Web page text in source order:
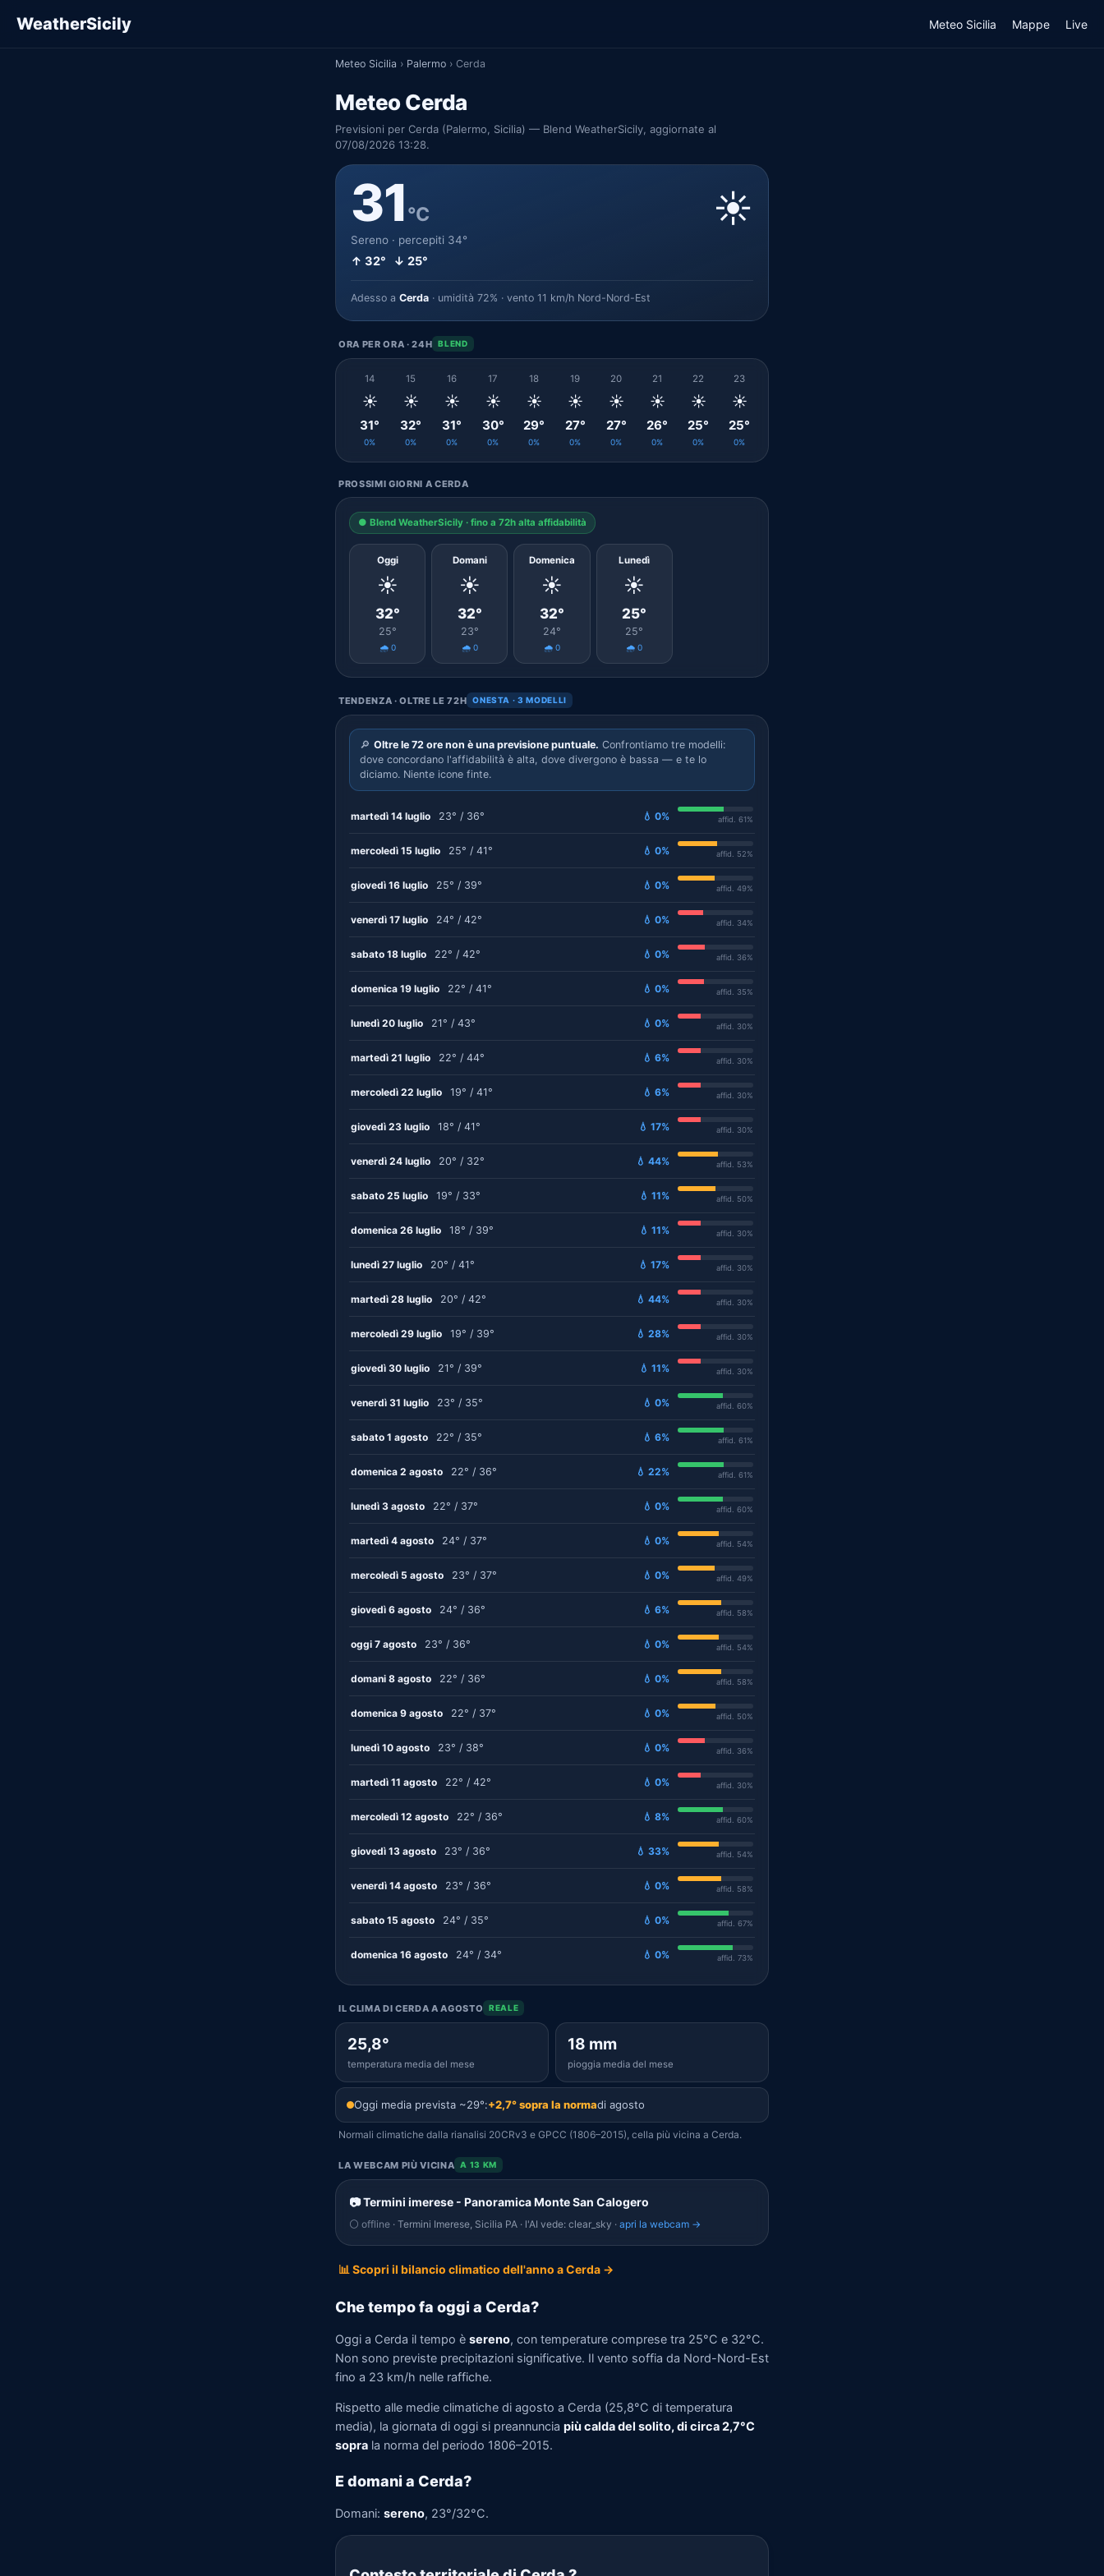
WeatherSicily Meteo Sicilia Mappe Live
Meteo Sicilia › Palermo › Cerda
Meteo Cerda
Previsioni per Cerda (Palermo, Sicilia) — Blend WeatherSicily, aggiornate al
07/08/2026 13:28.
31°C
Sereno · percepiti 34°
↑ 32° ↓ 25°
☀️
Adesso a Cerda · umidità 72% · vento 11 km/h Nord-Nord-Est
ORA PER ORA · 24H BLEND
14
☀️
31°
0%
15
☀️
32°
0%
16
☀️
31°
0%
17
☀️
30°
0%
18
☀️
29°
0%
19
☀️
27°
0%
20
☀️
27°
0%
21
☀️
26°
0%
22
☀️
25°
0%
23
☀️
25°
0%
PROSSIMI GIORNI A CERDA
● Blend WeatherSicily · fino a 72h alta affidabilità
Oggi
☀️
32°
25°
🌧️ 0
Domani
☀️
32°
23°
🌧️ 0
Domenica
☀️
32°
24°
🌧️ 0
Lunedì
☀️
25°
25°
🌧️ 0
TENDENZA · OLTRE LE 72H ONESTA · 3 MODELLI
🔎 Oltre le 72 ore non è una previsione puntuale. Confrontiamo tre modelli:
dove concordano l'affidabilità è alta, dove divergono è bassa — e te lo
diciamo. Niente icone finte.
martedì 14 luglio 23° / 36° 💧 0% affid. 61%
mercoledì 15 luglio 25° / 41° 💧 0% affid. 52%
giovedì 16 luglio 25° / 39° 💧 0% affid. 49%
venerdì 17 luglio 24° / 42° 💧 0% affid. 34%
sabato 18 luglio 22° / 42° 💧 0% affid. 36%
domenica 19 luglio 22° / 41° 💧 0% affid. 35%
lunedì 20 luglio 21° / 43° 💧 0% affid. 30%
martedì 21 luglio 22° / 44° 💧 6% affid. 30%
mercoledì 22 luglio 19° / 41° 💧 6% affid. 30%
giovedì 23 luglio 18° / 41° 💧 17% affid. 30%
venerdì 24 luglio 20° / 32° 💧 44% affid. 53%
sabato 25 luglio 19° / 33° 💧 11% affid. 50%
domenica 26 luglio 18° / 39° 💧 11% affid. 30%
lunedì 27 luglio 20° / 41° 💧 17% affid. 30%
martedì 28 luglio 20° / 42° 💧 44% affid. 30%
mercoledì 29 luglio 19° / 39° 💧 28% affid. 30%
giovedì 30 luglio 21° / 39° 💧 11% affid. 30%
venerdì 31 luglio 23° / 35° 💧 0% affid. 60%
sabato 1 agosto 22° / 35° 💧 6% affid. 61%
domenica 2 agosto 22° / 36° 💧 22% affid. 61%
lunedì 3 agosto 22° / 37° 💧 0% affid. 60%
martedì 4 agosto 24° / 37° 💧 0% affid. 54%
mercoledì 5 agosto 23° / 37° 💧 0% affid. 49%
giovedì 6 agosto 24° / 36° 💧 6% affid. 58%
oggi 7 agosto 23° / 36° 💧 0% affid. 54%
domani 8 agosto 22° / 36° 💧 0% affid. 58%
domenica 9 agosto 22° / 37° 💧 0% affid. 50%
lunedì 10 agosto 23° / 38° 💧 0% affid. 36%
martedì 11 agosto 22° / 42° 💧 0% affid. 30%
mercoledì 12 agosto 22° / 36° 💧 8% affid. 60%
giovedì 13 agosto 23° / 36° 💧 33% affid. 54%
venerdì 14 agosto 23° / 36° 💧 0% affid. 58%
sabato 15 agosto 24° / 35° 💧 0% affid. 67%
domenica 16 agosto 24° / 34° 💧 0% affid. 73%
IL CLIMA DI CERDA A AGOSTO REALE
25,8°
temperatura media del mese
18 mm
pioggia media del mese
Oggi media prevista ~29°:+2,7° sopra la normadi agosto
Normali climatiche dalla rianalisi 20CRv3 e GPCC (1806–2015), cella più vicina a Cerda.
LA WEBCAM PIÙ VICINA A 13 KM
📷 Termini imerese - Panoramica Monte San Calogero
⚪ offline · Termini Imerese, Sicilia PA · l'AI vede: clear_sky · apri la webcam →
📊 Scopri il bilancio climatico dell'anno a Cerda →
Che tempo fa oggi a Cerda?
Oggi a Cerda il tempo è sereno, con temperature comprese tra 25°C e 32°C.
Non sono previste precipitazioni significative. Il vento soffia da Nord-Nord-Est
fino a 23 km/h nelle raffiche.
Rispetto alle medie climatiche di agosto a Cerda (25,8°C di temperatura
media), la giornata di oggi si preannuncia più calda del solito, di circa 2,7°C
sopra la norma del periodo 1806–2015.
E domani a Cerda?
Domani: sereno, 23°/32°C.